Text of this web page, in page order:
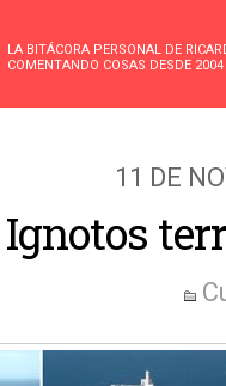
LA BITÁCORA PERSONAL DE
COMENTANDO COSAS DESDE 2004
11 DE
Ignotos